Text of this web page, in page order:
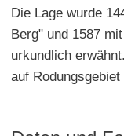
Die Lage wurde
Berg" und 1587
urkundlich
auf Rodungsgebiet